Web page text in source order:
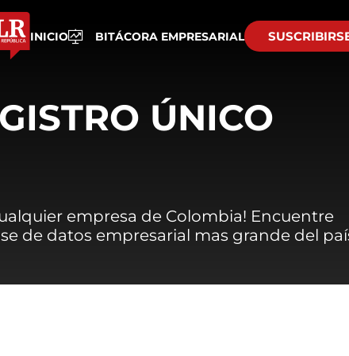
INICIO BITÁCORA EMPRESARIAL
ÚNICO
empresa de Colombia! Encuentre
de datos empresarial mas grande del